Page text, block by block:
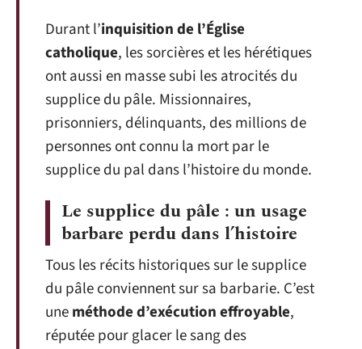
Durant l’inquisition de l’Église
catholique, les sorcières et les hérétiques
ont aussi en masse subi les atrocités du
supplice du pâle. Missionnaires,
prisonniers, délinquants, des millions de
personnes ont connu la mort par le
supplice du pal dans l’histoire du monde.
Le supplice du pâle : un usage
barbare perdu dans l’histoire
Tous les récits historiques sur le supplice
du pâle conviennent sur sa barbarie. C’est
uneméthode d’exécution effroyable,
réputée pour glacer le sang des